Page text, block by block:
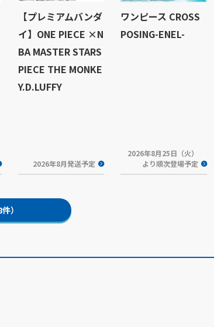
【プレミアムバンダ
イ】ONE PIECE ×N
BA MASTER STARS
PIECE THE MONKE
Y.D.LUFFY
2026年8月発送予定
ワンピース CROSS
POSING-ENEL-
2026年8月25日（火）
より順次登場予定
）